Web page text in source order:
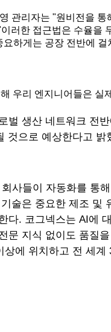
관리자는 "원비전을
러한 접근법은 수율을
하게는 공장 전반에
우리 엔지니어들은 실
벌 생산 네트워크 전
것으로 예상한다고 밝
사들이 자동화를 통
술은 중요한 제조 및
. 코그넥스는 AI에
지식 없이도 품질
에 위치하고 전 세